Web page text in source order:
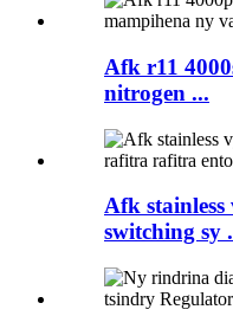
Afk r11
nitrogen ...
Afk stainless
switching sy